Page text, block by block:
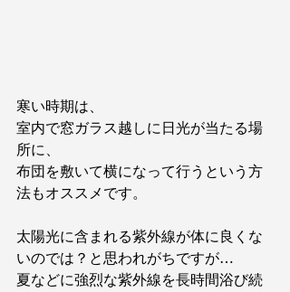
寒い時期は、
室内で窓ガラス越しに日光が当たる場
所に、
布団を敷いて横になって行うという方
法もオススメです。
太陽光に含まれる紫外線が体に良くな
いのでは？と思われがちですが…
夏などに強烈な紫外線を長時間浴び続